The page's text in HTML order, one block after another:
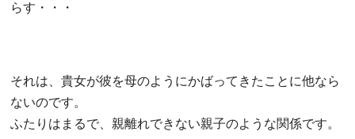
らす・・・
それは、貴女が彼を母のようにかばってきたことに他なら
ないのです。
ふたりはまるで、親離れできない親子のような関係です。